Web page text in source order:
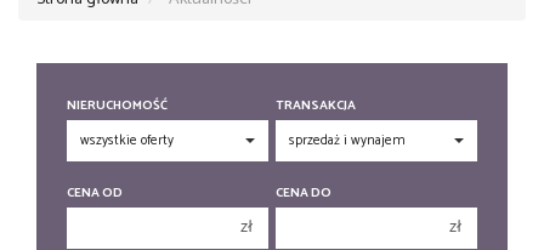
NIERUCHOMOŚĆ TRANSAKCJA
CENA OD
zł
CENA DO
zł